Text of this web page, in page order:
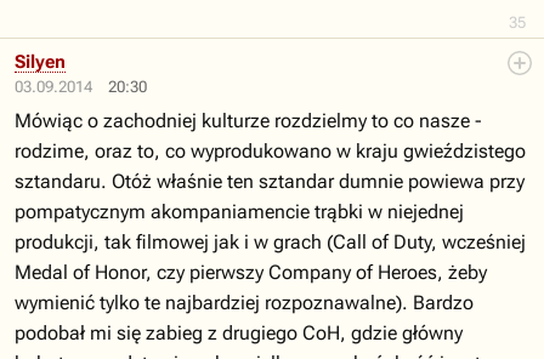
35
03.09.2014 20:30
Silyen
Mówiąc o zachodniej kulturze rozdzielmy to co nasze -
rodzime, oraz to, co wyprodukowano w kraju gwieździstego
sztandaru. Otóż właśnie ten sztandar dumnie powiewa przy
pompatycznym akompaniamencie trąbki w niejednej
produkcji, tak filmowej jak i w grach (Call of Duty, wcześniej
Medal of Honor, czy pierwszy Company of Heroes, żeby
wymienić tylko te najbardziej rozpoznawalne). Bardzo
podobał mi się zabieg z drugiego CoH, gdzie główny